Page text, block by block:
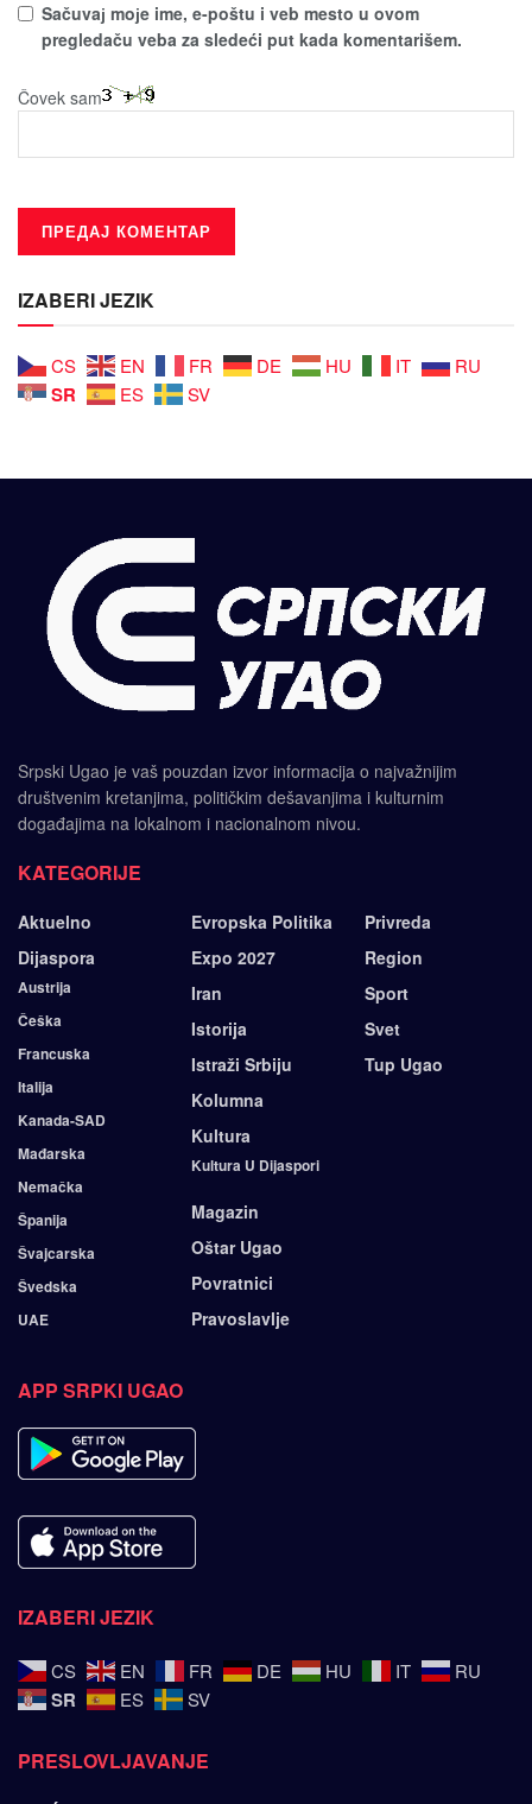
Sačuvaј moјe ime, e-poštu i veb mesto u ovom
pregledaču veba za sledeći put kada komentarišem.
Čovek sam
IZABERI JEZIK
CS EN FR DE HU IT RU
SR ES SV
Srpski Ugao je vaš pouzdan izvor informacija o najvažnijim
društvenim kretanjima, političkim dešavanjima i kulturnim
događajima na lokalnom i nacionalnom nivou.
KATEGORIJE
Aktuelno
Dijaspora
Austrija
Češka
Francuska
Italija
Kanada-SAD
Mađarska
Nemačka
Španija
Švajcarska
Švedska
UAE
Evropska Politika
Expo 2027
Iran
Istorija
Istraži Srbiju
Kolumna
Kultura
Kultura U Dijaspori
Magazin
Oštar Ugao
Povratnici
Pravoslavlje
Privreda
Region
Sport
Svet
Tup Ugao
APP SRPKI UGAO
IZABERI JEZIK
CS EN FR DE HU IT RU
SR ES SV
PRESLOVLJAVANJE